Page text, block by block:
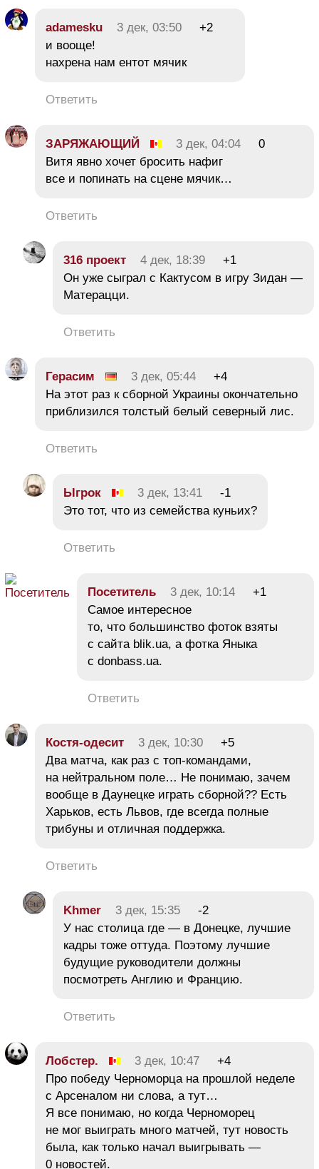
adamesku 3 дек, 03:50
+2
и вооще!
нахрена нам ентот мячик
Ответить
ЗАРЯЖАЮЩИЙ 3 дек, 04:04
0
Витя явно хочет бросить нафиг
все и попинать на сцене мячик…
Ответить
316 проект 4 дек, 18:39
+1
Он уже сыграл с Кактусом в игру Зидан —
Матерацци.
Ответить
Герасим 3 дек, 05:44
+4
На этот раз к сборной Украины окончательно
приблизился толстый белый северный лис.
Ответить
Ыгрок 3 дек, 13:41
-1
Это тот, что из семейства куньих?
Ответить
Посетитель 3 дек, 10:14
+1
Самое интересное
то, что большинство фоток взяты
с сайта blik.ua, а фотка Яныка
с donbass.ua.
Ответить
Костя-одесит 3 дек, 10:30
+5
Два матча, как раз с топ-командами,
на нейтральном поле… Не понимаю, зачем
вообще в Даунецке играть сборной?? Есть
Харьков, есть Львов, где всегда полные
трибуны и отличная поддержка.
Ответить
Khmer 3 дек, 15:35
-2
У нас столица где — в Донецке, лучшие
кадры тоже оттуда. Поэтому лучшие
будущие руководители должны
посмотреть Англию и Францию.
Ответить
Лобстер. 3 дек, 10:47
+4
Про победу Черноморца на прошлой неделе
с Арсеналом ни слова, а тут…
Я все понимаю, но когда Черноморец
не мог выиграть много матчей, тут новость
была, как только начал выигрывать —
0 новостей.